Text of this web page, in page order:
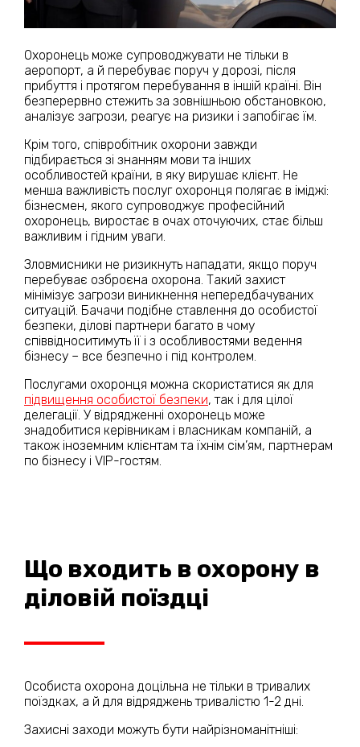
Охоронець може супроводжувати не тільки в
аеропорт, а й перебуває поруч у дорозі, після
прибуття і протягом перебування в іншій країні. Він
безперервно стежить за зовнішньою обстановкою,
аналізує загрози, реагує на ризики і запобігає їм.
Крім того, співробітник охорони завжди
підбирається зі знанням мови та інших
особливостей країни, в яку вирушає клієнт. Не
менша важливість послуг охоронця полягає в іміджі:
бізнесмен, якого супроводжує професійний
охоронець, виростає в очах оточуючих, стає більш
важливим і гідним уваги.
Зловмисники не ризикнуть нападати, якщо поруч
перебуває озброєна охорона. Такий захист
мінімізує загрози виникнення непередбачуваних
ситуацій. Бачачи подібне ставлення до особистої
безпеки, ділові партнери багато в чому
співвідноситимуть її і з особливостями ведення
бізнесу – все безпечно і під контролем.
Послугами охоронця можна скористатися як для
підвищення особистої безпеки, так і для цілої
делегації. У відрядженні охоронець може
знадобитися керівникам і власникам компаній, а
також іноземним клієнтам та їхнім сім’ям, партнерам
по бізнесу і VIP-гостям.
Що входить в охорону в
діловій поїздці
Особиста охорона доцільна не тільки в тривалих
поїздках, а й для відряджень тривалістю 1-2 дні.
Захисні заходи можуть бути найрізноманітніші: